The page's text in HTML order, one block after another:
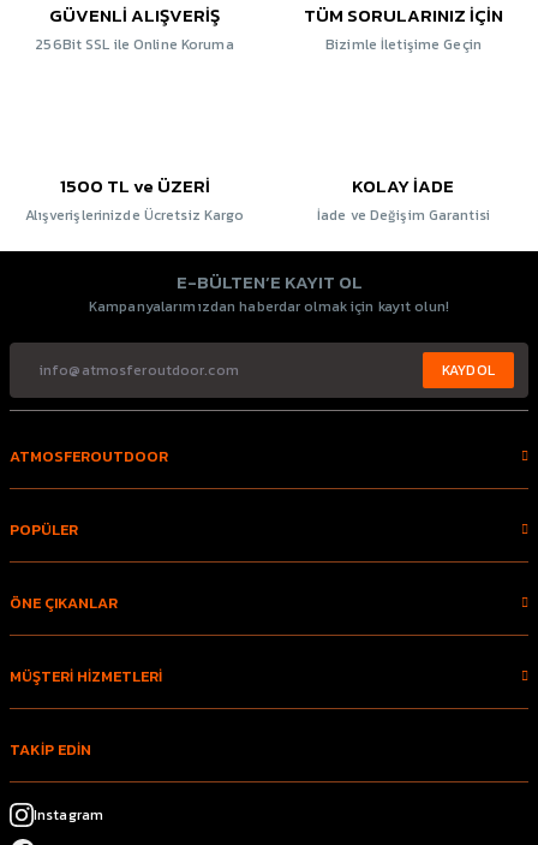
GÜVENLİ ALIŞVERİŞ
256Bit SSL ile Online Koruma
TÜM SORULARINIZ İÇİN
Bizimle İletişime Geçin
1500 TL ve ÜZERİ
Alışverişlerinizde Ücretsiz Kargo
KOLAY İADE
İade ve Değişim Garantisi
E-BÜLTEN’E KAYIT OL
Kampanyalarımızdan haberdar olmak için kayıt olun!
KAYDOL
ATMOSFEROUTDOOR
POPÜLER
ÖNE ÇIKANLAR
MÜŞTERİ HİZMETLERİ
TAKİP EDİN
Instagram